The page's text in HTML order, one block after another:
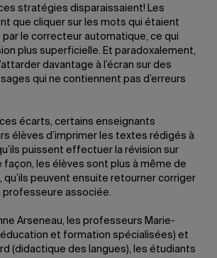
stratégies disparaissaient! Les
que cliquer sur les mots qui étaient
le correcteur automatique, ce qui
plus superficielle. Et paradoxalement,
davantage à l’écran sur des
qui ne contiennent pas d’erreurs
écarts, certains enseignants
élèves d’imprimer les textes rédigés à
puissent effectuer la révision sur
façon, les élèves sont plus à même de
qu’ils peuvent ensuite retourner corriger
professeure associée.
Arseneau, les professeurs Marie-
et formation spécialisées) et
(didactique des langues), les étudiants